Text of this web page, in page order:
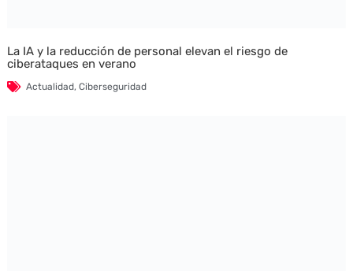
La IA y la reducción de personal elevan el riesgo de
ciberataques en verano
Actualidad, Ciberseguridad